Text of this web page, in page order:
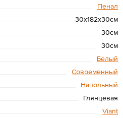
Пенал
30х182х30см
30см
30см
Белый
Современный
Напольный
Глянцевая
Viant